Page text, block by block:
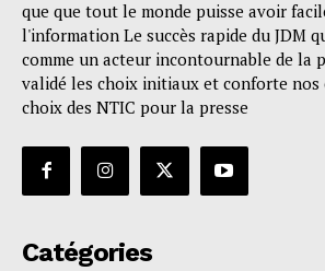
que que tout le monde puisse avoir
l'information Le succès rapide du JDM
comme un acteur incontournable de la
validé les choix initiaux et conforte nos
choix des NTIC pour la presse
Catégories